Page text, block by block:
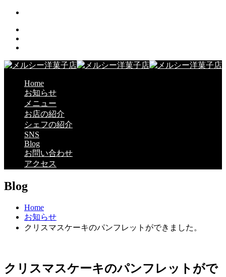
Home
お知らせ
メニュー
お店の紹介
シェフの紹介
SNS
Blog
お問い合わせ
アクセス
Blog
Home
お知らせ
クリスマスケーキのパンフレットができました。
クリスマスケーキのパンフレットがで